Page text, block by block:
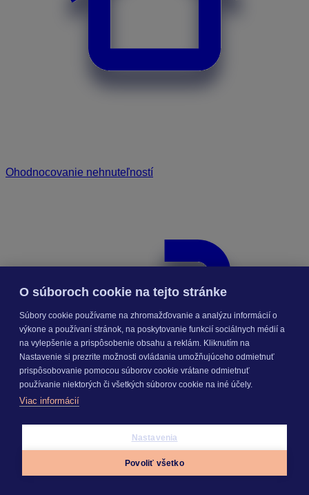
Ohodnocovanie nehnuteľností
O súboroch cookie na tejto stránke
Súbory cookie používame na zhromažďovanie a analýzu informácií o
výkone a používaní stránok, na poskytovanie funkcií sociálnych médií a
na vylepšenie a prispôsobenie obsahu a reklám. Kliknutím na
Nastavenie si prezrite možnosti ovládania umožňujúceho odmietnuť
prispôsobovanie pomocou súborov cookie vrátane odmietnuť
používanie niektorých či všetkých súborov cookie na iné účely.
Viac informácií
Nastavenia
Povoliť všetko